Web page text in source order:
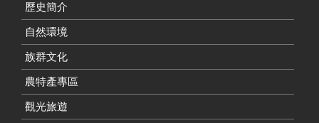
歷史簡介
自然環境
族群文化
農特產專區
觀光旅遊